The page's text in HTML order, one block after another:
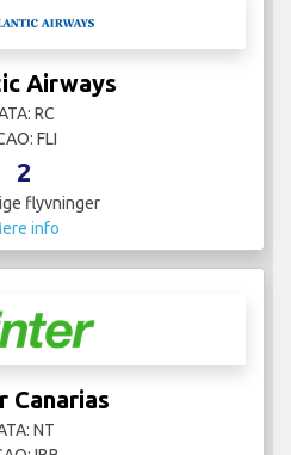
Airways
RC
FLI
2
flyvninger
info
Canarias
NT